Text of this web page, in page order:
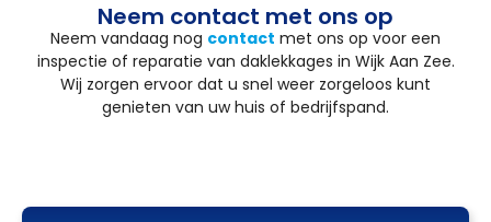
Neem contact met ons op
Neem vandaag nog contact met ons op voor een
inspectie of reparatie van daklekkages in Wijk Aan Zee.
Wij zorgen ervoor dat u snel weer zorgeloos kunt
genieten van uw huis of bedrijfspand.